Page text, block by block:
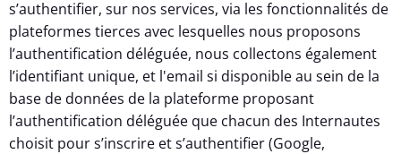
s’authentifier, sur nos services, via les fonctionnalités de
plateformes tierces avec lesquelles nous proposons
l’authentification déléguée, nous collectons également
l’identifiant unique, et l'email si disponible au sein de la
base de données de la plateforme proposant
l’authentification déléguée que chacun des Internautes
choisit pour s’inscrire et s’authentifier (Google,